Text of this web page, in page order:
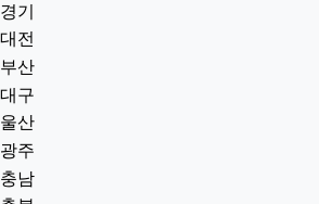
경기
대전
부산
대구
울산
광주
충남